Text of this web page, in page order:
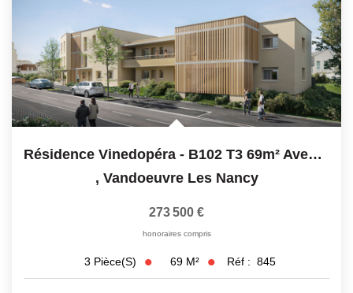
Résidence Vinedopéra - B102 T3 69m² Avec Balcon
, Vandoeuvre Les Nancy
273 500 €
honoraires compris
3 Pièce(s) 69 M² Réf : 845